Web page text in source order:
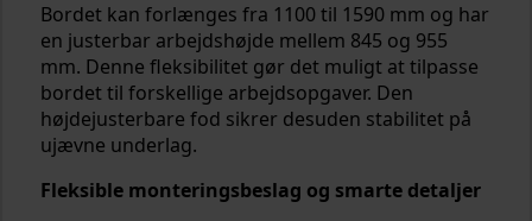
Bordet kan forlænges fra 1100 til 1590 mm og har
en justerbar arbejdshøjde mellem 845 og 955
mm. Denne fleksibilitet gør det muligt at tilpasse
bordet til forskellige arbejdsopgaver. Den
højdejusterbare fod sikrer desuden stabilitet på
ujævne underlag.
Fleksible monteringsbeslag og smarte detaljer